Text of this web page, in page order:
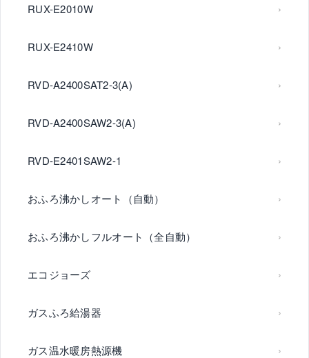
RUX-E2010W
RUX-E2410W
RVD-A2400SAT2-3(A)
RVD-A2400SAW2-3(A)
RVD-E2401SAW2-1
おふろ沸かしオート（自動）
おふろ沸かしフルオート（全自動）
エコジョーズ
ガスふろ給湯器
ガス温水暖房熱源機